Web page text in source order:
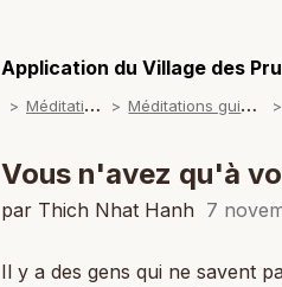
Application du Village des
M
éditations M
éditations guidées
Vous n'avez qu'à
par Thich Nhat Hanh 7
Il y a des gens qui ne savent